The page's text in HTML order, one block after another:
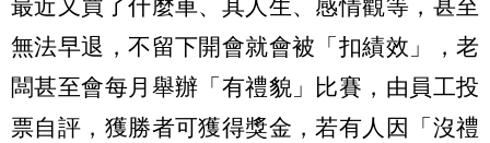
最近又買了什麼車、其人生、感情觀等，甚至
無法早退，不留下開會就會被「扣績效」，老
闆甚至會每月舉辦「有禮貌」比賽，由員工投
票自評，獲勝者可獲得獎金，若有人因「沒禮